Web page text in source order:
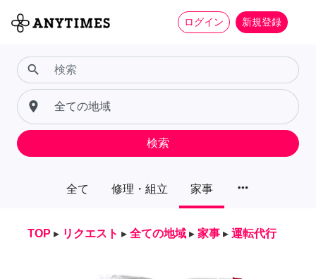
ログイン 新規登録
全て 修理・組立 家事 more_horiz
search
place
検索
TOP ▸ リクエスト ▸ 全ての地域 ▸ 家事 ▸ 運転代行